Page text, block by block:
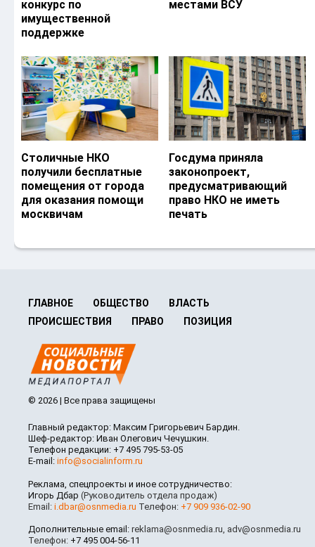
конкурс по
имущественной
поддержке
местами ВСУ
Столичные НКО
получили бесплатные
помещения от города
для оказания помощи
москвичам
Госдума приняла
законопроект,
предусматривающий
право НКО не иметь
печать
ГЛАВНОЕ ОБЩЕСТВО
ВЛАСТЬ
ПРОИСШЕСТВИЯ
ПРАВО ПОЗИЦИЯ
© 2026 | Все права защищены
Главный редактор: Максим Григорьевич Бардин.
Шеф-редактор: Иван Олегович Чечушкин.
Телефон редакции: +7 495 795-53-05
E-mail: info@socialinform.ru
Реклама, спецпроекты и иное сотрудничество:
Игорь Дбар (Руководитель отдела продаж)
Email: i.dbar@osnmedia.ru Телефон: +7 909 936-02-90
Дополнительные email: reklama@osnmedia.ru, adv@osnmedia.ru
Телефон: +7 495 004-56-11